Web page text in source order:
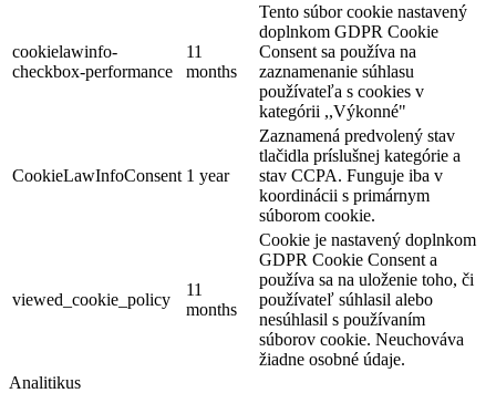
cookielawinfo-
checkbox-performance
11
months
Tento súbor cookie nastavený
doplnkom GDPR Cookie
Consent sa používa na
zaznamenanie súhlasu
používateľa s cookies v
kategórii ,,Výkonné"
CookieLawInfoConsent 1 year
Zaznamená predvolený stav
tlačidla príslušnej kategórie a
stav CCPA. Funguje iba v
koordinácii s primárnym
súborom cookie.
viewed_cookie_policy
11
months
Cookie je nastavený doplnkom
GDPR Cookie Consent a
používa sa na uloženie toho, či
používateľ súhlasil alebo
nesúhlasil s používaním
súborov cookie. Neuchováva
žiadne osobné údaje.
Analitikus